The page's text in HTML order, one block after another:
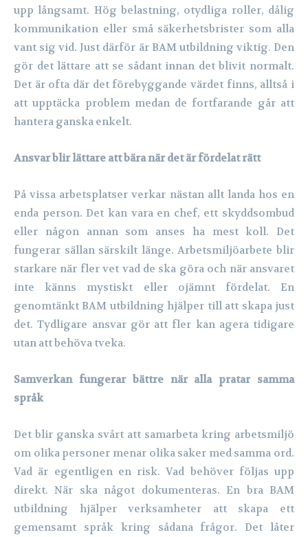
upp långsamt. Hög belastning, otydliga roller, dålig
kommunikation eller små säkerhetsbrister som alla
vant sig vid. Just därför är BAM utbildning viktig. Den
gör det lättare att se sådant innan det blivit normalt.
Det är ofta där det förebyggande värdet finns, alltså i
att upptäcka problem medan de fortfarande går att
hantera ganska enkelt.
Ansvar blir lättare att bära när det är fördelat rätt
På vissa arbetsplatser verkar nästan allt landa hos en
enda person. Det kan vara en chef, ett skyddsombud
eller någon annan som anses ha mest koll. Det
fungerar sällan särskilt länge. Arbetsmiljöarbete blir
starkare när fler vet vad de ska göra och när ansvaret
inte känns mystiskt eller ojämnt fördelat. En
genomtänkt BAM utbildning hjälper till att skapa just
det. Tydligare ansvar gör att fler kan agera tidigare
utan att behöva tveka.
Samverkan fungerar bättre när alla pratar samma
språk
Det blir ganska svårt att samarbeta kring arbetsmiljö
om olika personer menar olika saker med samma ord.
Vad är egentligen en risk. Vad behöver följas upp
direkt. När ska något dokumenteras. En bra BAM
utbildning hjälper verksamheter att skapa ett
gemensamt språk kring sådana frågor. Det låter